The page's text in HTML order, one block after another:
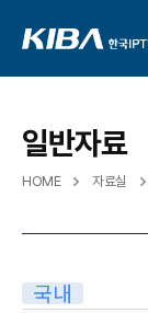
일반자료
HOME 자료실
국내